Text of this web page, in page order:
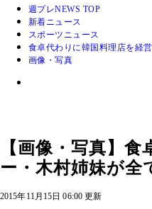
週プレNEWS TOP
新着ニュース
スポーツニュース
食卓代わりに韓国料理店を経
画像・写真
【画像・写真】
ー・木村姉妹が全
2015年11月15日 06:00 更新